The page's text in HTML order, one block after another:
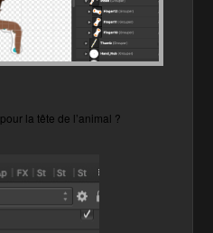
pour la tête de l’animal ?